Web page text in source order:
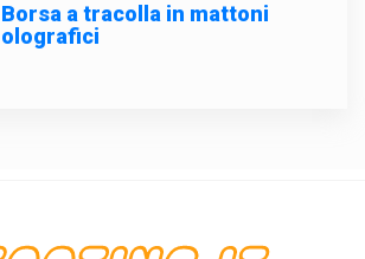
Borsa a tracolla in mattoni
olografici